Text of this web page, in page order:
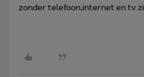
zonder telefoon,internet en tv